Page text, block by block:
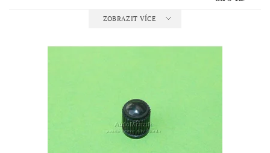
ZOBRAZIT VÍCE